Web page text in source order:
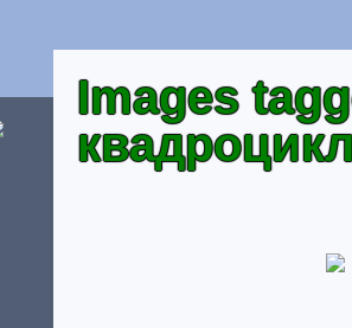
Images